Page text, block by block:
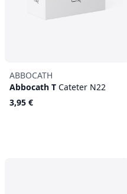
ABBOCATH
Abbocath T Cateter N22
3,95 €